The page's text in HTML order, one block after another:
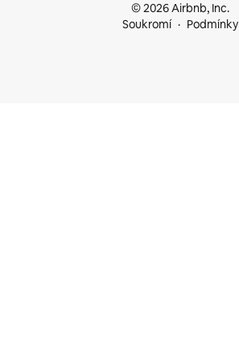
© 2026 Airbnb, Inc.
Soukromí
Podmínky